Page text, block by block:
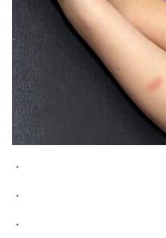
・
・
・